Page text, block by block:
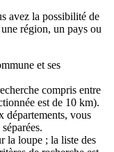
avez la possibilité de
région, un pays ou
et ses
compris entre
est de 10 km).
départements, vous
la loupe ; la liste des